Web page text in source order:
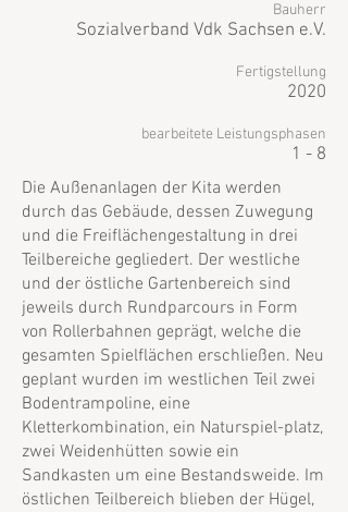
Bauherr
Sozialverband Vdk Sachsen e.V.
Fertigstellung
2020
bearbeitete Leistungsphasen
1 - 8
Die Außenanlagen der Kita werden
durch das Gebäude, dessen Zuwegung
und die Freiflächengestaltung in drei
Teilbereiche gegliedert. Der westliche
und der östliche Gartenbereich sind
jeweils durch Rundparcours in Form
von Rollerbahnen geprägt, welche die
gesamten Spielflächen erschließen. Neu
geplant wurden im westlichen Teil zwei
Bodentrampoline, eine
Kletterkombination, ein Naturspiel-platz,
zwei Weidenhütten sowie ein
Sandkasten um eine Bestandsweide. Im
östlichen Teilbereich blieben der Hügel,